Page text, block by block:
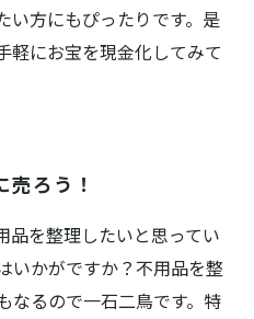
い方にもぴったりです。是
軽にお宝を現金化してみて
ろう！
品を整理したいと思ってい
いかがですか？不用品を整
なるので一石二鳥です。特